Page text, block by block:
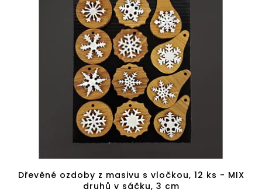
Dřevěné ozdoby z masivu s vločkou, 12 ks - MIX
druhů v sáčku, 3 cm